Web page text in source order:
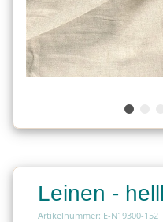
Leinen -
Artikelnummer: E-N19300-152